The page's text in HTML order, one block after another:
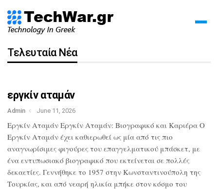
Τελευταία Νέα
εργκίν αταμάν
Admin June 11, 2026
Εργκίν Αταμάν Εργκίν Αταμάν: Βιογραφικό και Καριέρα Ο
Εργκίν Αταμάν έχει καθιερωθεί ως μία από τις πιο
αναγνωρίσιμες φιγούρες του επαγγελματικού μπάσκετ, με
ένα εντυπωσιακό βιογραφικό που εκτείνεται σε πολλές
δεκαετίες. Γεννήθηκε το 1957 στην Κωνσταντινούπολη της
Τουρκίας, και από νεαρή ηλικία μπήκε στον κόσμο του